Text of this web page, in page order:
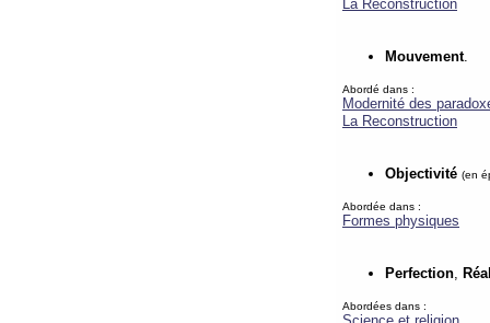
La Reconstruction
Mouvement.
Abordé dans :
Modernité des
La Reconstruction
Objectivité (en
Abordée dans :
Formes physiques
Perfection,
Abordées dans :